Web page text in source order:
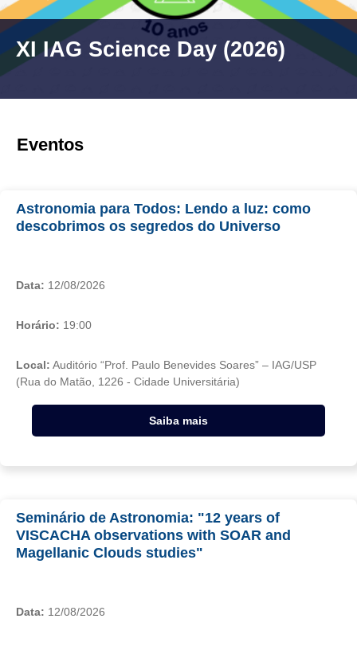
XI IAG Science Day (2026)
Eventos
Astronomia para Todos: Lendo a luz: como
descobrimos os segredos do Universo
Data: 12/08/2026
Horário: 19:00
Local: Auditório “Prof. Paulo Benevides Soares” – IAG/USP
(Rua do Matão, 1226 - Cidade Universitária)
Saiba mais
Seminário de Astronomia: "12 years of
VISCACHA observations with SOAR and
Magellanic Clouds studies"
Data: 12/08/2026